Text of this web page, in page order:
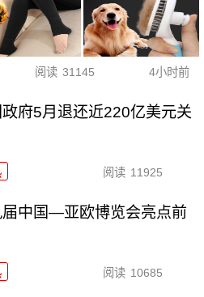
阅读 31145 4小时前
府5月退还近220亿美元关
阅读 11925
届中国—亚欧博览会亮点前
阅读 10685